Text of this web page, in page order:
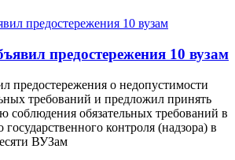
предостережения 10 вузам
предостережения о недопустимости
требований и предложил принять
соблюдения обязательных требований в
государственного контроля (надзора) в
ВУЗам